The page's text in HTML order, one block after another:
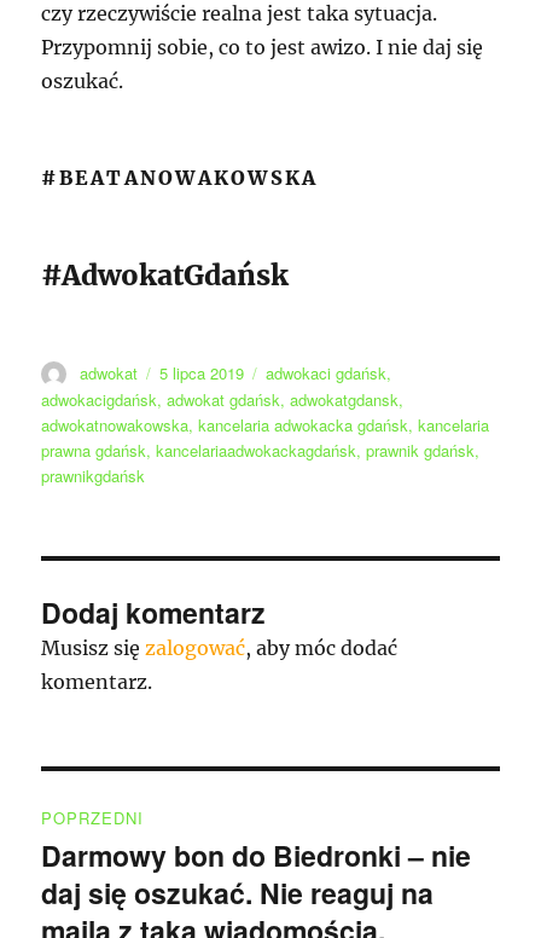
czy rzeczywiście realna jest taka sytuacja.
Przypomnij sobie, co to jest awizo. I nie daj się
oszukać.
#BEATANOWAKOWSKA
#AdwokatGdańsk
Autor
adwokat
Data
publikacji
5 lipca 2019 Tagi
adwokaci gdańsk,
adwokacigdańsk,adwokat gdańsk,adwokatgdansk,
adwokatnowakowska,kancelaria adwokacka gdańsk,kancelaria
prawna gdańsk,kancelariaadwokackagdańsk,prawnik gdańsk,
prawnikgdańsk
Dodaj komentarz
Musisz sięzalogować, aby móc dodać
komentarz.
wpisu
POPRZEDNI
Poprzedni
wpis:
Darmowy bon do Biedronki – nie
daj się oszukać. Nie reaguj na